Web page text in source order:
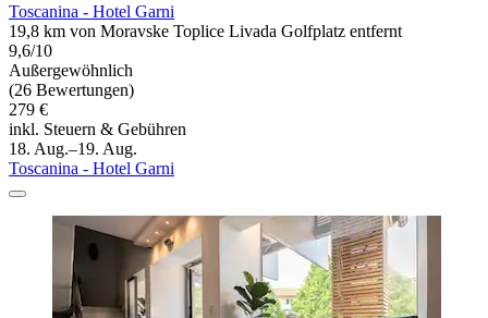
Toscanina - Hotel Garni
19,8 km von Moravske Toplice Livada Golfplatz entfernt
9,6/10
Außergewöhnlich
(26 Bewertungen)
279 €
inkl. Steuern & Gebühren
18. Aug.–19. Aug.
Toscanina - Hotel Garni